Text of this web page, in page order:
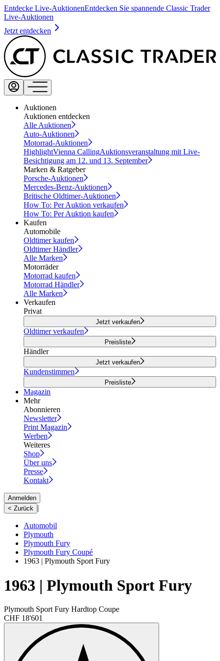
Entdecke Live-AuktionenEntdecken Sie spannende Classic Trader
Live-Auktionen
Jetzt entdecken
Auktionen
Auktionen entdecken
Alle Auktionen
Auto-Auktionen
Motorrad-Auktionen
HighlightVienna CallingAuktionsveranstaltung mit Live-
Besichtigung am 12. und 13. September
Marken & Ratgeber
Porsche-Auktionen
Mercedes-Benz-Auktionen
Britische Oldtimer-Auktionen
How To: Per Auktion verkaufen
How To: Per Auktion kaufen
Kaufen
Automobile
Oldtimer kaufen
Oldtimer Händler
Alle Marken
Motorräder
Motorrad kaufen
Motorrad Händler
Alle Marken
Verkaufen
Privat
Jetzt verkaufen
Oldtimer verkaufen
Preisliste
Händler
Jetzt verkaufen
Kundenstimmen
Preisliste
Magazin
Mehr
Abonnieren
Newsletter
Print Magazin
Werben
Weiteres
Shop
Über uns
Presse
Kontakt
Anmelden
< Zurück |
Automobil
Plymouth
Plymouth Fury
Plymouth Fury Coupé
1963 | Plymouth Sport Fury
1963 | Plymouth Sport Fury
Plymouth Sport Fury Hardtop Coupe
CHF 18'601